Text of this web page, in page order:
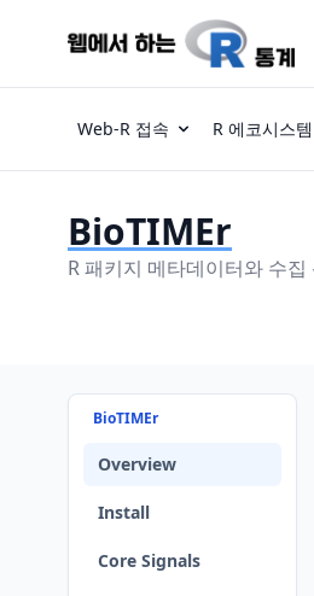
Web-R 접속 R 에코시스템
BioTIMEr
R 패키지 메타데이터와 수
BioTIMEr
Overview
Install
Core Signals